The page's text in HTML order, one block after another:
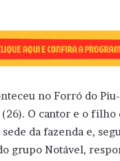
no Forró do
O cantor e o filho
da fazenda e,
grupo Notável,